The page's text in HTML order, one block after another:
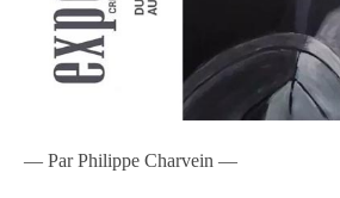
— Par Philippe Charvein —